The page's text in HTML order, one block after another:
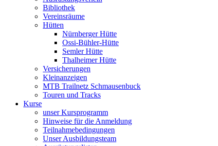
Bibliothek
Vereinsräume
Hütten
Nürnberger Hütte
Ossi-Bühler-Hütte
Semler Hütte
Thalheimer Hütte
Versicherungen
Kleinanzeigen
MTB Trailnetz Schmausenbuck
Touren und Tracks
Kurse
unser Kursprogramm
Hinweise für die Anmeldung
Teilnahmebedingungen
Unser Ausbildungsteam